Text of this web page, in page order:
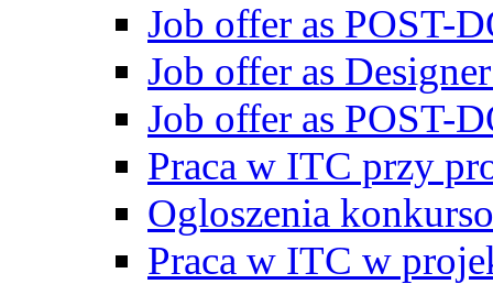
Job offer as POST-
Job offer as
Job offer as POST-
Praca w ITC przy
Ogloszenia
Praca w ITC w